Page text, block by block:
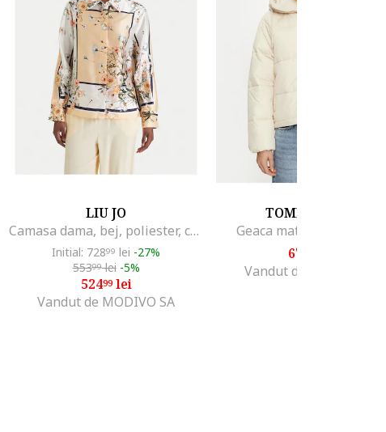
LIU JO
Camasa dama, bej, poliester, cu nasturi
Initial: 72899 lei -27%
55399lei -5%
52499lei
Vandut de MODIVO SA
TOMMY JEANS
Geaca matlasata cu
678
Vandut de MODIVO SA